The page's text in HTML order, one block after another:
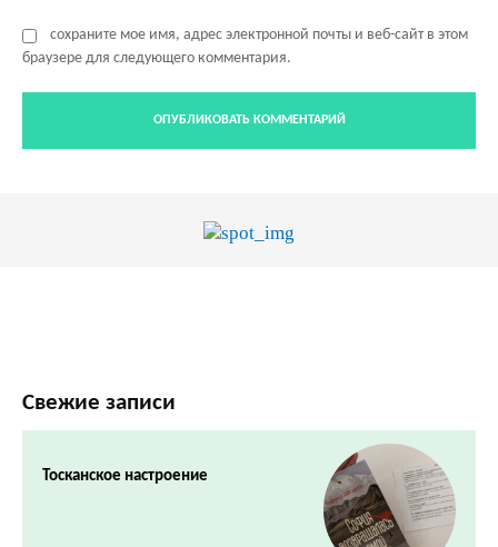
сохраните мое имя, адрес электронной почты и веб-сайт в этом
браузере для следующего комментария.
Свежие записи
Тосканское настроение